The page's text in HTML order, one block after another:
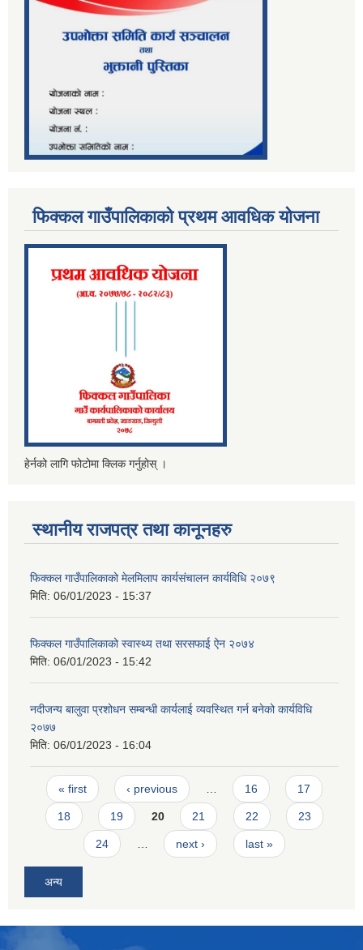
फिक्कल गाउँपालिकाको प्रथम आवधिक योजना
हेर्नको लागि फोटोमा क्लिक गर्नुहोस् ।
स्थानीय राजपत्र तथा कानूनहरु
फिक्कल गाउँपालिकाको मेलमिलाप कार्यसंचालन कार्यविधि २०७९
मिति: 06/01/2023 - 15:37
फिक्कल गाउँपालिकाको स्वास्थ्य तथा सरसफाई ऐन २०७४
मिति: 06/01/2023 - 15:42
नदीजन्य बालुवा प्रशोधन सम्बन्धी कार्यलाई व्यवस्थित गर्न बनेको कार्यविधि
२०७७
मिति: 06/01/2023 - 16:04
Pages
« first ‹ previous … 16 17
18 19 20 21 22 23
24 … next › last »
अन्य